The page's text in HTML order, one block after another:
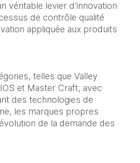
véritable levier d’innovation
de contrôle qualité
appliquée aux produits
telles que Valley
et Master Craft, avec
des technologies de
les marques propres
de la demande des